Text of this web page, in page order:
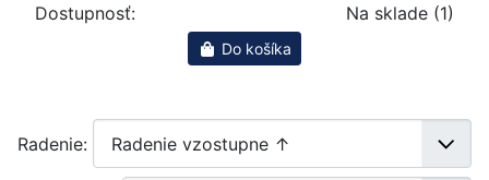
Dostupnosť: Na sklade (1)
Do košíka
Radenie: